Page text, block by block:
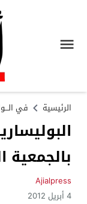
الرئيسية في
بالجمعية
Ajialpress
4 أبريل 2012